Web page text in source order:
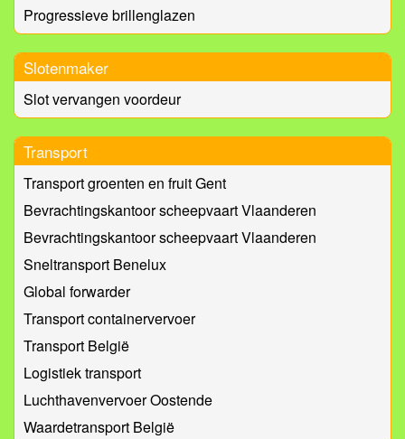
Progressieve brillenglazen
Slotenmaker
Slot vervangen voordeur
Transport
Transport groenten en fruit Gent
Bevrachtingskantoor scheepvaart Vlaanderen
Bevrachtingskantoor scheepvaart Vlaanderen
Sneltransport Benelux
Global forwarder
Transport containervervoer
Transport België
Logistiek transport
Luchthavenvervoer Oostende
Waardetransport België